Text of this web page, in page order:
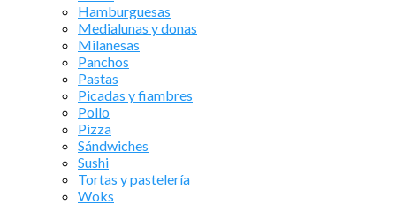
Hamburguesas
Medialunas y donas
Milanesas
Panchos
Pastas
Picadas y fiambres
Pollo
Pizza
Sándwiches
Sushi
Tortas y pastelería
Woks